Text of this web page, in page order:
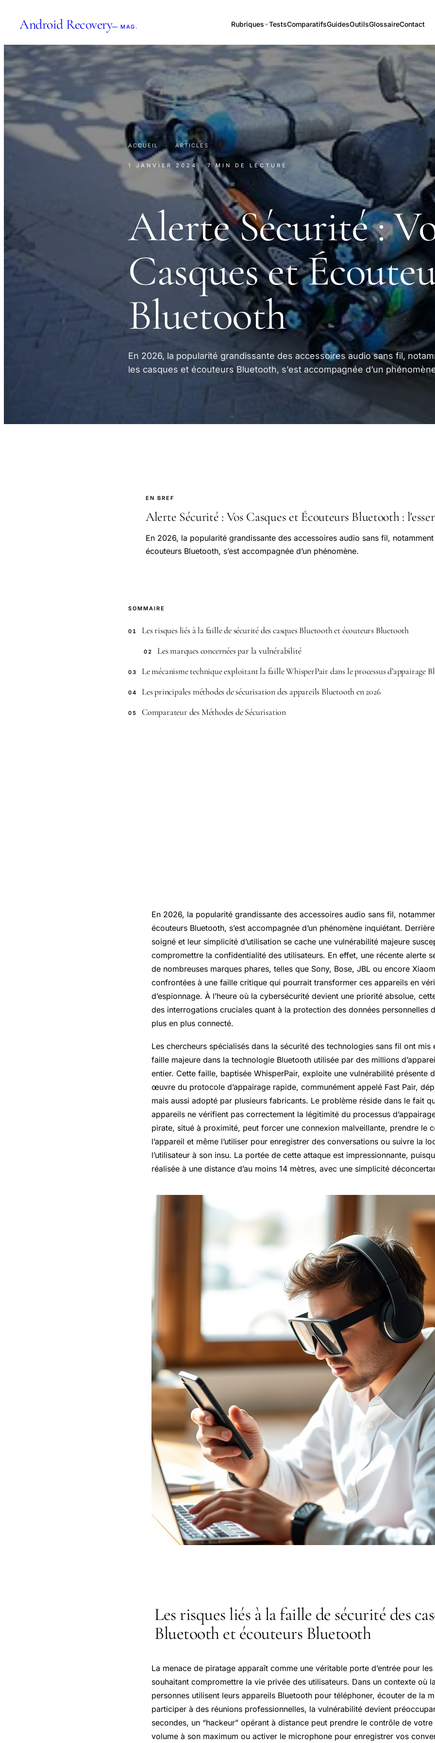
Android Recovery— MAG. Rubriques TestsComparatifsGuidesOutilsGlossaireContact
ACCUEIL · ARTICLES
1 JANVIER 2024 · 7 MIN DE LECTURE
Alerte Sécurité :
Casques et
Bluetooth
En 2026, la popularité grandissante des accessoires audio sans fil,
les casques et écouteurs Bluetooth, s’est accompagnée d’un
EN BREF
Alerte Sécurité : Vos Casques et Écouteurs Bluetooth :
En 2026, la popularité grandissante des accessoires audio sans fil,
écouteurs Bluetooth, s’est accompagnée d’un phénomène.
SOMMAIRE
01 Les risques liés à la faille de sécurité des casques Bluetooth et écouteurs Bluetooth
02 Les marques concernées par la vulnérabilité
03 Le mécanisme technique exploitant la faille WhisperPair dans le processus d’appairage
04 Les principales méthodes de sécurisation des appareils Bluetooth en 2026
05 Comparateur des Méthodes de Sécurisation
En 2026, la popularité grandissante des accessoires audio sans fil,
écouteurs Bluetooth, s’est accompagnée d’un phénomène inquiétant.
soigné et leur simplicité d’utilisation se cache une vulnérabilité majeure
compromettre la confidentialité des utilisateurs. En effet, une récente alerte
de nombreuses marques phares, telles que Sony, Bose, JBL ou encore
confrontées à une faille critique qui pourrait transformer ces appareils en
d’espionnage. À l’heure où la cybersécurité devient une priorité absolue,
des interrogations cruciales quant à la protection des données personnelles
plus en plus connecté.
Les chercheurs spécialisés dans la sécurité des technologies sans fil ont mis
faille majeure dans la technologie Bluetooth utilisée par des millions
entier. Cette faille, baptisée WhisperPair, exploite une vulnérabilité présente
œuvre du protocole d’appairage rapide, communément appelé Fast Pair,
mais aussi adopté par plusieurs fabricants. Le problème réside dans le fait
appareils ne vérifient pas correctement la légitimité du processus
pirate, situé à proximité, peut forcer une connexion malveillante, prendre le
l’appareil et même l’utiliser pour enregistrer des conversations ou suivre la
l’utilisateur à son insu. La portée de cette attaque est impressionnante,
réalisée à une distance d’au moins 14 mètres, avec une simplicité
Les risques liés à la faille de sécurité des
Bluetooth et écouteurs Bluetooth
La menace de piratage apparaît comme une véritable porte d’entrée pour
souhaitant compromettre la vie privée des utilisateurs. Dans un contexte où
personnes utilisent leurs appareils Bluetooth pour téléphoner, écouter de la
participer à des réunions professionnelles, la vulnérabilité devient
secondes, un “hackeur” opérant à distance peut prendre le contrôle de
volume à son maximum ou activer le microphone pour enregistrer vos